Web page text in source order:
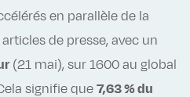
en parallèle de la
de presse, avec un
(21 mai), sur 1600 au global
signifie que 7,63 % du